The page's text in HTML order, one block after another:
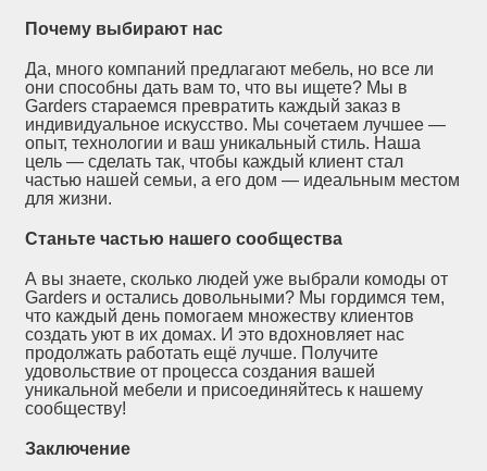
Почему выбирают нас
Да, много компаний предлагают мебель, но все ли
они способны дать вам то, что вы ищете? Мы в
Garders стараемся превратить каждый заказ в
индивидуальное искусство. Мы сочетаем лучшее —
опыт, технологии и ваш уникальный стиль. Наша
цель — сделать так, чтобы каждый клиент стал
частью нашей семьи, а его дом — идеальным местом
для жизни.
Станьте частью нашего сообщества
А вы знаете, сколько людей уже выбрали комоды от
Garders и остались довольными? Мы гордимся тем,
что каждый день помогаем множеству клиентов
создать уют в их домах. И это вдохновляет нас
продолжать работать ещё лучше. Получите
удовольствие от процесса создания вашей
уникальной мебели и присоединяйтесь к нашему
сообществу!
Заключение